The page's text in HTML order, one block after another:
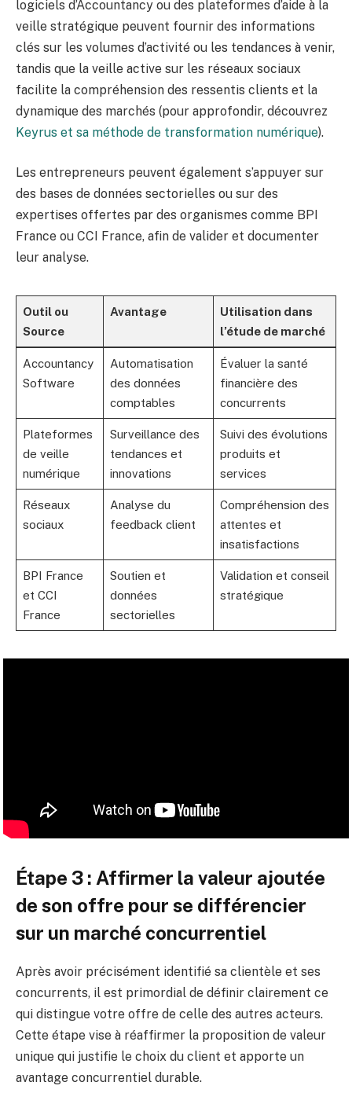
logiciels d’Accountancy ou des plateformes d’aide à la
veille stratégique peuvent fournir des informations
clés sur les volumes d’activité ou les tendances à venir,
tandis que la veille active sur les réseaux sociaux
facilite la compréhension des ressentis clients et la
dynamique des marchés (pour approfondir, découvrez
Keyrus et sa méthode de transformation numérique).
Les entrepreneurs peuvent également s’appuyer sur
des bases de données sectorielles ou sur des
expertises offertes par des organismes comme BPI
France ou CCI France, afin de valider et documenter
leur analyse.
Outil ou
Source
Avantage
Utilisation dans
l’étude de marché
Accountancy
Software
Automatisation
des données
comptables
Évaluer la santé
financière des
concurrents
Plateformes
de veille
numérique
Surveillance des
tendances et
innovations
Suivi des évolutions
produits et
services
Réseaux
sociaux
Analyse du
feedback client
Compréhension des
attentes et
insatisfactions
BPI France
et CCI
France
Soutien et
données
sectorielles
Validation et conseil
stratégique
Étape 3 : Affirmer la valeur ajoutée
de son offre pour se différencier
sur un marché concurrentiel
Après avoir précisément identifié sa clientèle et ses
concurrents, il est primordial de définir clairement ce
qui distingue votre offre de celle des autres acteurs.
Cette étape vise à réaffirmer la proposition de valeur
unique qui justifie le choix du client et apporte un
avantage concurrentiel durable.